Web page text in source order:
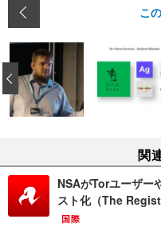
こ
‹
関
NSAがTorユーザー
スト化（The
国際